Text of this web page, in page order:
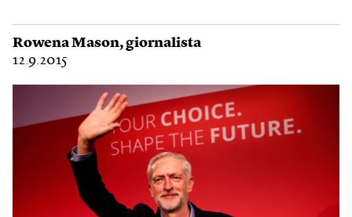
Rowena Mason, giornalista
12.9.2015